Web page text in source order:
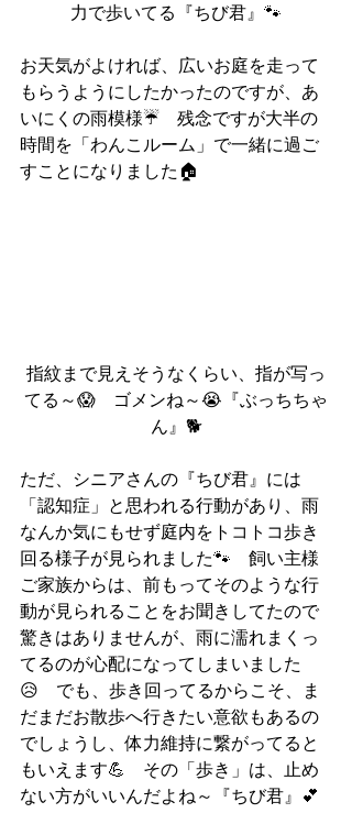
力で歩いてる『ちび君』🐾
お天気がよければ、広いお庭を走って
もらうようにしたかったのですが、あ
いにくの雨模様☔　残念ですが大半の
時間を「わんこルーム」で一緒に過ご
すことになりました🏠
指紋まで見えそうなくらい、指が写っ
てる～😱　ゴメンね～😭『ぶっちちゃ
ん』🐕
ただ、シニアさんの『ちび君』には
「認知症」と思われる行動があり、雨
なんか気にもせず庭内をトコトコ歩き
回る様子が見られました🐾　飼い主様
ご家族からは、前もってそのような行
動が見られることをお聞きしてたので
驚きはありませんが、雨に濡れまくっ
てるのが心配になってしまいました
😥　でも、歩き回ってるからこそ、ま
だまだお散歩へ行きたい意欲もあるの
でしょうし、体力維持に繋がってると
もいえます💪　その「歩き」は、止め
ない方がいいんだよね～『ちび君』💕